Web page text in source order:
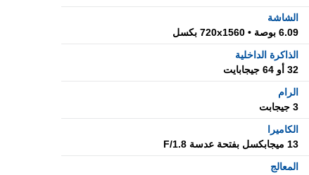
الشاشة
6.09 بوصة • 720x1560 بكسل
الذاكرة الداخلية
32 أو 64 جيجابايت
الرام
3 جيجابت
الكاميرا
13 ميجابكسل بفتحة عدسة F/1.8
المعالج